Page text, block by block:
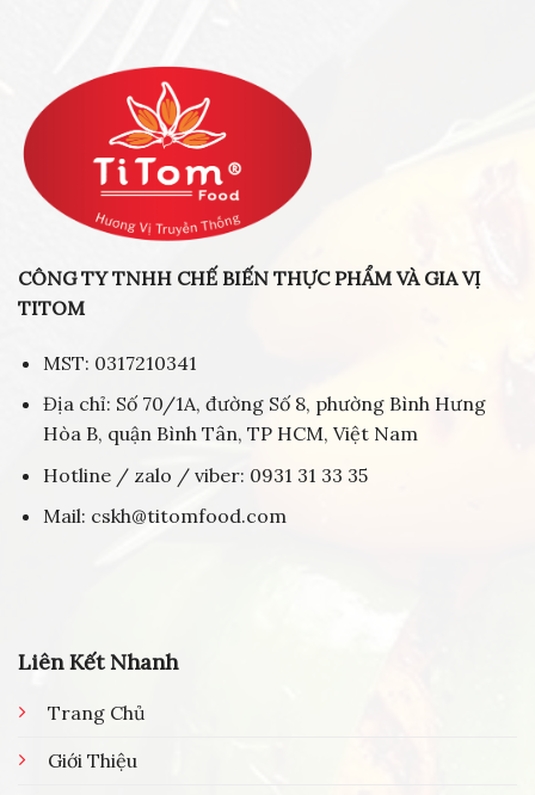
CÔNG TY TNHH CHẾ BIẾN THỰC PHẨM VÀ GIA VỊ
TITOM
MST: 0317210341
Địa chỉ: Số 70/1A, đường Số 8, phường Bình Hưng
Hòa B, quận Bình Tân, TP HCM, Việt Nam
Hotline / zalo / viber: 0931 31 33 35
Mail: cskh@titomfood.com
Liên Kết Nhanh
Trang Chủ
Giới Thiệu